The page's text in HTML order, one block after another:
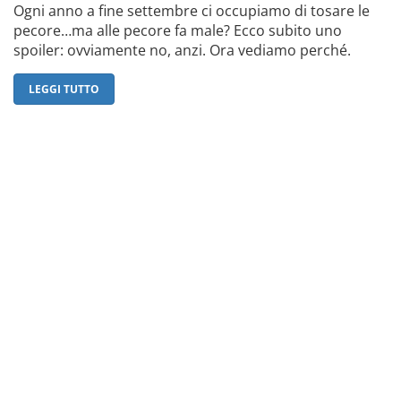
Ogni anno a fine settembre ci occupiamo di tosare le
pecore…ma alle pecore fa male? Ecco subito uno
spoiler: ovviamente no, anzi. Ora vediamo perché.
LEGGI TUTTO